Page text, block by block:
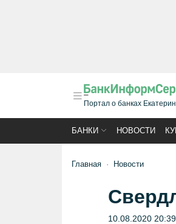
Портал о банках
БАНКИ НОВОСТИ
Главная Новости
10.08.2020